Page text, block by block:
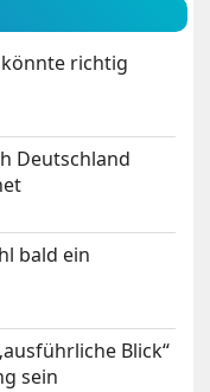
könnte richtig
Deutschland
bald ein
Blick“
sein